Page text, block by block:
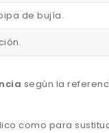
de bujía.
según la
como para